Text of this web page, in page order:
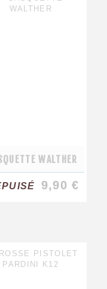
WALTHER
9,90 €